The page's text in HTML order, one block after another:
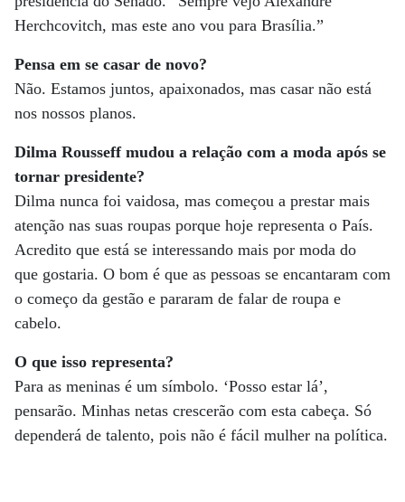
Herchcovitch, mas este ano vou para Brasília.”
Pensa em se casar de novo?
Não. Estamos juntos, apaixonados, mas casar não está
nos nossos planos.
Dilma Rousseff mudou a relação com a moda após se
tornar presidente?
Dilma nunca foi vaidosa, mas começou a prestar mais
atenção nas suas roupas porque hoje representa o País.
Acredito que está se interessando mais por moda do
que gostaria. O bom é que as pessoas se encantaram com
o começo da gestão e pararam de falar de roupa e
cabelo.
O que isso representa?
Para as meninas é um símbolo. ‘Posso estar lá’,
pensarão. Minhas netas crescerão com esta cabeça. Só
dependerá de talento, pois não é fácil mulher na política.